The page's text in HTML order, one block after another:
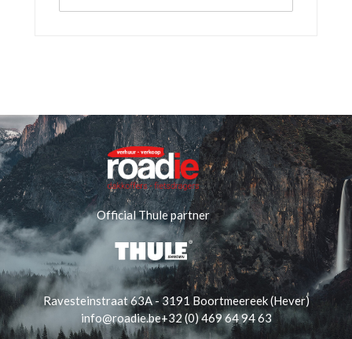
Official Thule partner
Ravesteinstraat 63A - 3191 Boortmeereek (Hever)
info@roadie.be+32 (0) 469 64 94 63